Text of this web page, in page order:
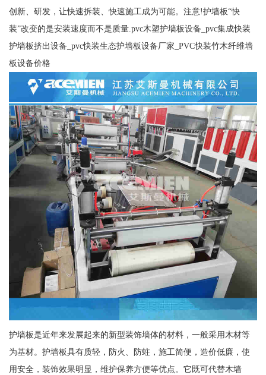
创新、研发，让快速拆装、快速施工成为可能。注意!护墙板“快
装”改变的是安装速度而不是质量.pvc木塑护墙板设备_pvc集成快装
护墙板挤出设备_pvc快装生态护墙板设备厂家_PVC快装竹木纤维墙
板设备价格
护墙板是近年来发展起来的新型装饰墙体的材料，一般采用木材等
为基材。护墙板具有质轻，防火、防蛀，施工简便，造价低廉，使
用安全，装饰效果明显，维护保养方便等优点。它既可代替木墙